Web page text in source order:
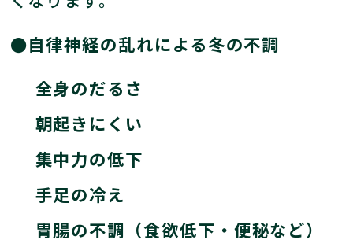
●自律神経の乱れによる冬の不調
全身のだるさ
朝起きにくい
集中力の低下
手足の冷え
胃腸の不調（食欲低下・便秘など）